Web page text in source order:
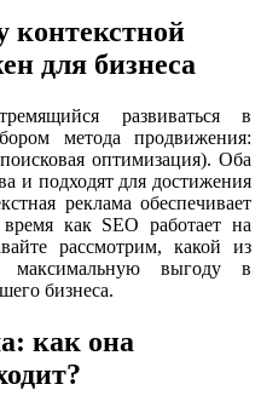
для бизнеса
развиваться в
метода продвижения:
оптимизация). Оба
и подходят для достижения
реклама обеспечивает
как SEO работает на
рассмотрим, какой из
максимальную выгоду в
бизнеса.
как она